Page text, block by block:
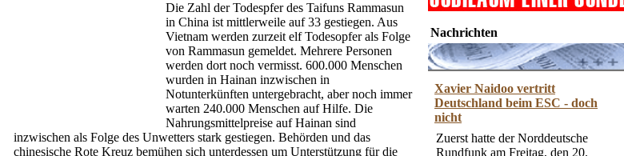
Die Zahl der Todespfer des Taifuns Rammasun
in China ist mittlerweile auf 33 gestiegen. Aus
Vietnam werden zurzeit elf Todesopfer als Folge
von Rammasun gemeldet. Mehrere Personen
werden dort noch vermisst. 600.000 Menschen
wurden in Hainan inzwischen in
Notunterkünften untergebracht, aber noch immer
warten 240.000 Menschen auf Hilfe. Die
Nahrungsmittelpreise auf Hainan sind
inzwischen als Folge des Unwetters stark gestiegen. Behörden und das
chinesische Rote Kreuz bemühen sich unterdessen um Unterstützung für die
Nachrichten
Xavier Naidoo vertritt
Deutschland beim ESC - doch
nicht
Zuerst hatte der Norddeutsche
Rundfunk am Freitag, den 20.